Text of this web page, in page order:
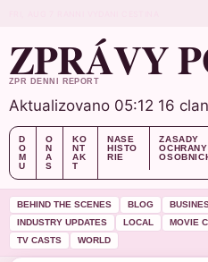
ZPRÁVY
ZPR DENNI REPORT
Aktualizovano 05:12 16
D
O
M
U
O
N
A
S
KO
NT
AK
T
NASE
HISTO
RIE
ZASADY
OCHRANY
BEHIND THE SCENES BLOG
INDUSTRY UPDATES
LOCAL MOVIE
TV CASTS
WORLD